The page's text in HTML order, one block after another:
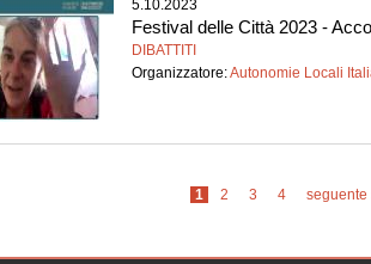
5.10.2023
Festival delle Città 2023 -
DIBATTITI
Organizzatore:Autonomie Locali
1 2 3 4 seguente